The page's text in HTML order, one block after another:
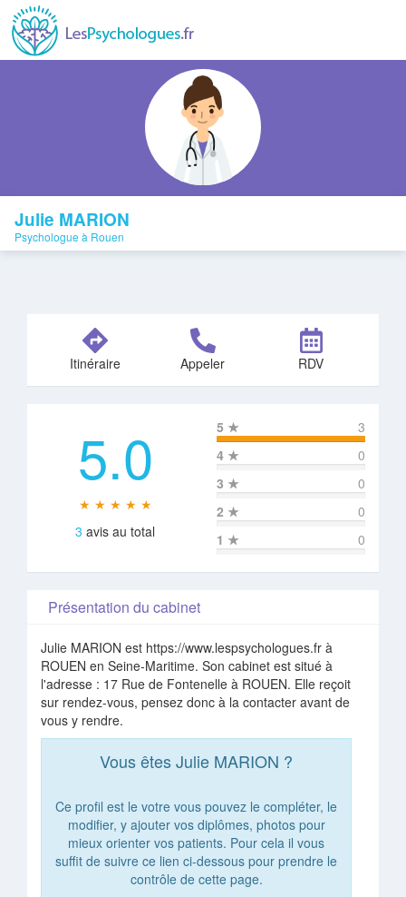
Julie MARION
Psychologue à Rouen
Itinéraire Appeler RDV
5.0
★ ★ ★ ★ ★
3 avis au total
5 ★
3
4 ★
0
3 ★
0
2 ★
0
1 ★ 0
Présentation du cabinet
Julie MARION est https://www.lespsychologues.fr à
ROUEN en Seine-Maritime. Son cabinet est situé à
l'adresse : 17 Rue de Fontenelle à ROUEN. Elle reçoit
sur rendez-vous, pensez donc à la contacter avant de
vous y rendre.
Vous êtes Julie MARION ?
Ce profil est le votre vous pouvez le compléter, le
modifier, y ajouter vos diplômes, photos pour
mieux orienter vos patients. Pour cela il vous
suffit de suivre ce lien ci-dessous pour prendre le
contrôle de cette page.